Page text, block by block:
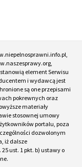
element Serwisu
i wydawcą jest
są one przepisami
pokrewnych oraz
materiały
stosownej umowy
portalu, poza
dozwolonym
iż dalsze
ust. 1 pkt. b) ustawy o